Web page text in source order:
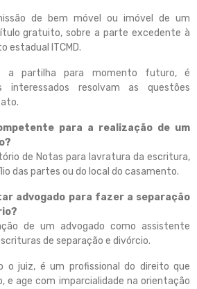
de bem móvel ou imóvel de um
gratuito, sobre a parte excedente à
estadual ITCMD.
a partilha para momento futuro, é
interessados resolvam as questões
para a realização de um
de Notas para lavratura da escritura,
das partes ou do local do casamento.
advogado para fazer a separação
de um advogado como assistente
de separação e divórcio.
o juiz, é um profissional do direito que
e age com imparcialidade na orientação